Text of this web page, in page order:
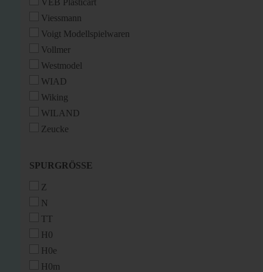
VEB Plasticart
Viessmann
Voigt Modellspielwaren
Vollmer
Westmodel
WIAD
Wiking
WILAND
Zeucke
SPURGRÖSSE
SPURGRÖSSE
Z
N
TT
H0
H0e
H0m